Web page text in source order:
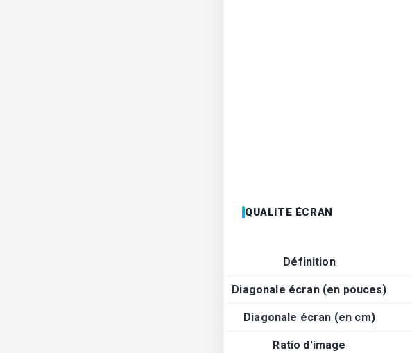
QUALITE ÉCRAN
Définition
Diagonale écran (en pouces)
Diagonale écran (en cm)
Ratio d'image